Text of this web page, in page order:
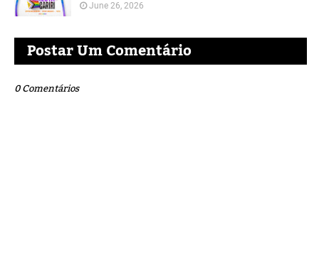
June 26, 2026
Postar Um Comentário
0 Comentários